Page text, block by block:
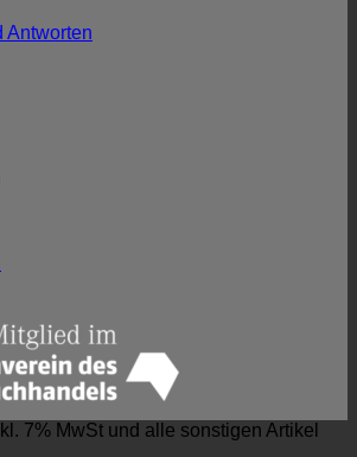
Antworten
7% MwSt und alle sonstigen Artikel